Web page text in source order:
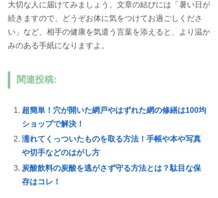
大切な人に届けてみましょう。文章の結びには「暑い日が
続きますので、どうぞお体に気をつけてお過ごしくださ
い」など、相手の健康を気遣う言葉を添えると、より温か
みのある手紙になりますよ。
関連投稿:
超簡単！穴が開いた網戸やはずれた網の修繕は100均
ショップで解決！
濡れてくっついたものを取る方法！手帳や本や写真
や切手などのはがし方
炭酸飲料の炭酸を逃がさず守る方法とは？駄目な保
存はコレ！